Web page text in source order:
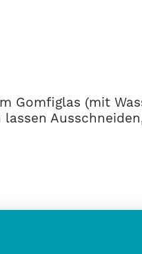
Gomfiglas (mit